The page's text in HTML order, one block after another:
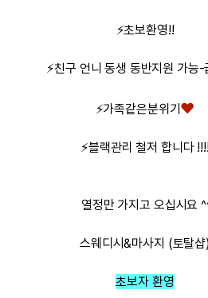
⚡초보환영!!
⚡친구 언니 동생 동반지원 가능-
⚡가족같은분위기❤️
⚡블랙관리 철저 합니다 !!!!
열정만 가지고 오십시요
스웨디시&마사지 (토탈샵)
초보자 환영